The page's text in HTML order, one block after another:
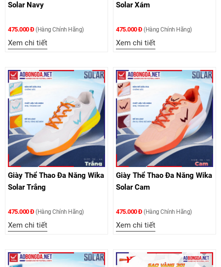
Solar Navy
475.000 Đ (Hàng Chính Hãng)
Xem chi tiết
Solar Xám
475.000 Đ (Hàng Chính Hãng)
Xem chi tiết
Giày Thể Thao Đa Năng Wika
Solar Trắng
475.000 Đ (Hàng Chính Hãng)
Xem chi tiết
Giày Thể Thao Đa Năng Wika
Solar Cam
475.000 Đ (Hàng Chính Hãng)
Xem chi tiết